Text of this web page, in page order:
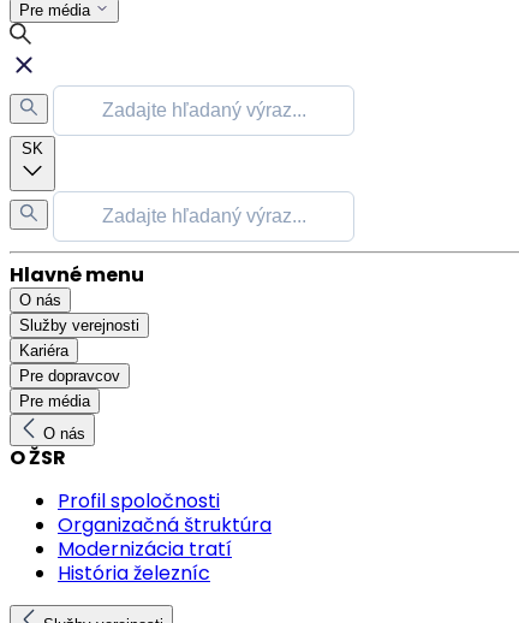
Pre média
SK
Hlavné menu
O nás
Služby verejnosti
Kariéra
Pre dopravcov
Pre média
O nás
O ŽSR
Profil spoločnosti
Organizačná štruktúra
Modernizácia tratí
História železníc